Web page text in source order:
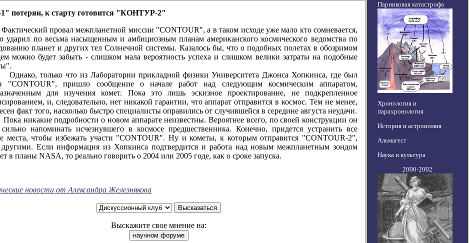
потерян, к старту готовится "КОНТУР-2"
провал межпланетной миссии "CONTOUR", а в таком исходе уже мало кто сомневается,
ударил по весьма насыщенным и амбициозным планам американского космического ведомства по
планет и других тел Солнечной системы. Казалось бы, что о подобных полетах в обозримом
можно будет забыть - слишком мала вероятность успеха и слишком велики затраты на подобные
только что из Лаборатории прикладной физики Университета Джонса Хопкинса, где был
"CONTOUR", пришло сообщение о начале работ над следующим космическим аппаратом,
для изучения комет. Пока это лишь эскизное проектирование, не подкрепленное
и, следовательно, нет никакой гарантии, что аппарат отправится в космос. Тем не менее,
факт того, насколько быстро специалисты оправились от случившейся в середине августа неудачи.
никакие подробности о новом аппарате неизвестны. Вероятнее всего, по своей конструкции он
сильно напоминать исчезнувшего в космосе предшественника. Конечно, придется устранить все
места, чтобы избежать участи "CONTOUR". Ну и кометы, к которым отправится "CONTOUR-2",
другими. Если информация из Хопкинса подтвердится и работа над новым межпланетным зондом
в планы NASA, то реально говорить о 2004 или 2005 годе, как о сроке запуска.
новости от Александра Железнякова
Выскажите свое мнение на:
Парниковая катастрофа
Хронология и
парахронология
История и астрономия
Альмагест
Наука и культура
2000-2002